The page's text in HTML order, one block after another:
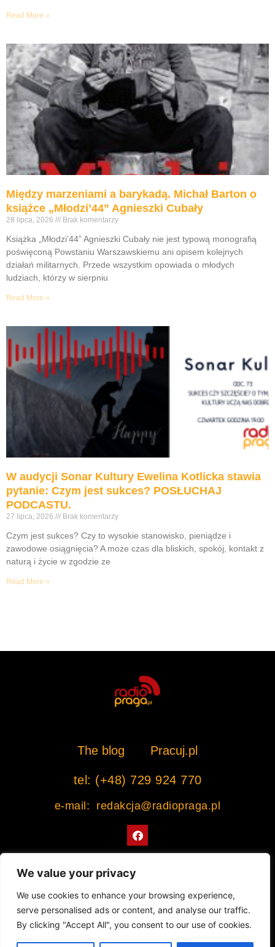
We value your privacy
We use cookies to enhance your browsing experience,
serve personalised ads or content, and analyse our traffic.
By clicking "Accept All", you consent to our use of cookies.
Read More »
Między marzeniami a barykadą. Michał Barton o
książce „Młodzi’44” Agnieszki Cubały
28 lipca, 2026 Brak komentarzy
Książka „Młodzi’44” Agnieszki Cubały nie jest typową monografią
poświęconą Powstaniu Warszawskiemu ani opisem kolejnych
działań militarnych. Przede wszystkim opowiada o młodych
ludziach, którzy w sierpniu
Read More »
W audycji Sonar Kultury Ewelina Kotlicka stawia
pytanie: Czym jest sukces? POSŁUCHAJ
PODCASTU.
27 lipca, 2026 Brak komentarzy
Czym jest sukces? Czy to wysokie stanowisko, pieniądze i
zawodowe osiągnięcia? A może czas dla bliskich, spokój, kontakt z
naturą i życie w zgodzie ze
Read More »
The blog Pracuj.pl
tel: (+48) 729 924 770
e-mail: redakcja@radiopraga.pl
F
a
c
o
k
Współpracujemy z Muzeum Warszawskiej Pragi
© 2022 All rights Reserved. Radiopraga.pl
Projekt strony internetowej: tomasz-kaminski.pl